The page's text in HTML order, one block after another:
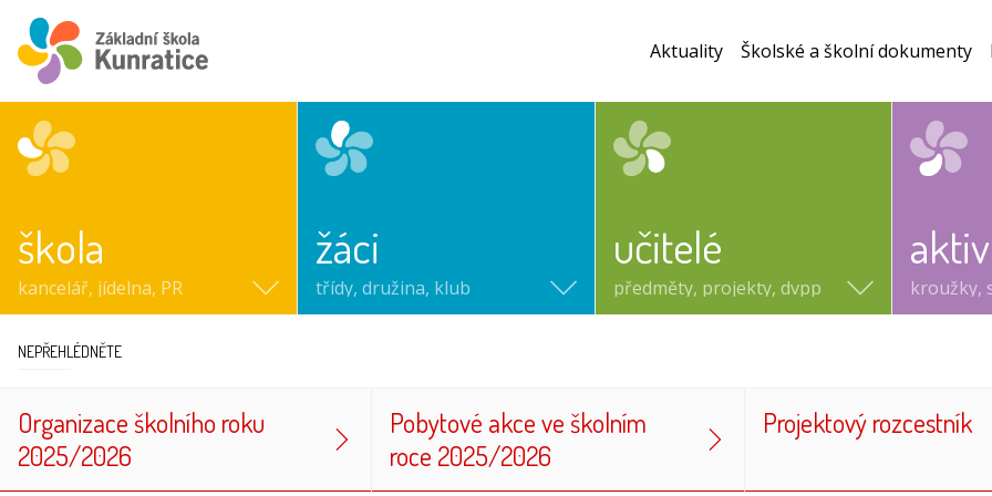
ZŠ Kunratice
škola
kancelář, jídelna, PR
žáci
třídy, družina, klub
učitelé
předměty, projekty, dvpp kroužky,
Aktuality Školské a školní dokumenty
NEPŘEHLÉDNĚTE
Organizace školního roku
2025/2026
Pobytové akce ve školním
roce 2025/2026
Projektový rozcestník